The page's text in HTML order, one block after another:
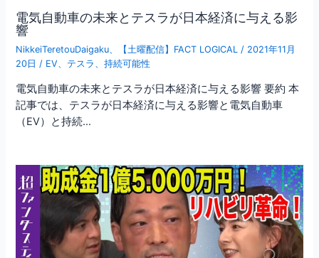
電気自動車の未来とテスラが日本経済に与える影
響
NikkeiTeretouDaigaku 【土曜配信】FACT LOGICAL / 2021年11月
20日 / EV テスラ 、持続可能性
電気自動車の未来とテスラが日本経済に与える影響 要約 本
記事では、テスラが日本経済に与える影響と電気自動車
（EV）と持続…